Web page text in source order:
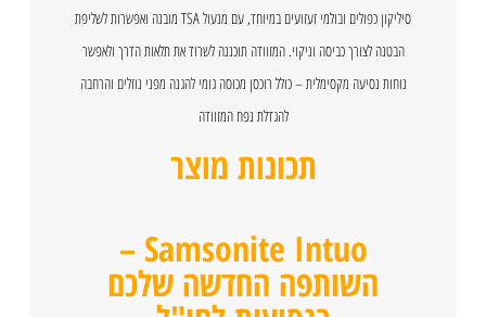
סיליקון כפולים ובולמי זעזועים במיוחד, עם מנעול TSA מובנה ואפשרות לשליפת
הבטנה לצורך כביסה וניקוי. המזוודה תוכננה לשרוד את תלאות הדרך ולאפשר
נוחות נסיעה מקסימלית – כולל רוכסן מכוסה גומי להגנה מפני נוזלים והרחבה
להגדלת נפח המזוודה
תכונות מוצר
Samsonite Intuo –
השותפה החדשה שלכם